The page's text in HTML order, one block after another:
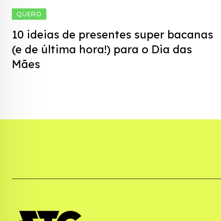
QUERO
10 ideias de presentes super bacanas
(e de última hora!) para o Dia das
Mães